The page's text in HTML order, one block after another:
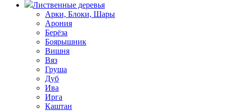
Лиственные деревья
Арки, Блоки, Шары
Арония
Берёза
Боярышник
Вишня
Вяз
Груша
Дуб
Ива
Ирга
Каштан